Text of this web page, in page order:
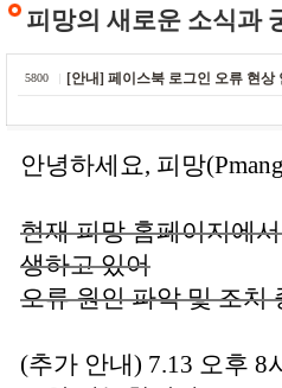
피망의 새로운 소식과
5800 [안내] 페이스북 로그인 오류 현상
안녕하세요, 피망
현재 피망 홈페이지에
생하고 있어
오류 원인 파악 및 조치
(추가 안내) 7.13 오후 8